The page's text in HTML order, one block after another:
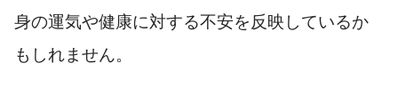
身の運気や健康に対する不安を反映しているか
もしれません。